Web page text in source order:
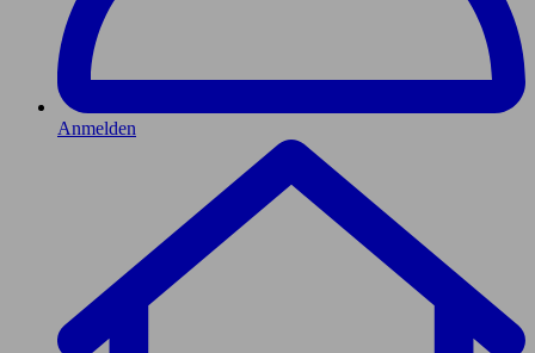
Anmelden